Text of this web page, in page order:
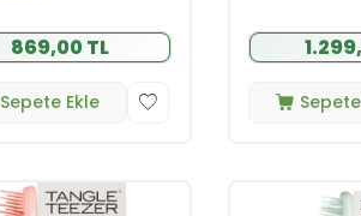
869,00 TL
Sepete Ekle